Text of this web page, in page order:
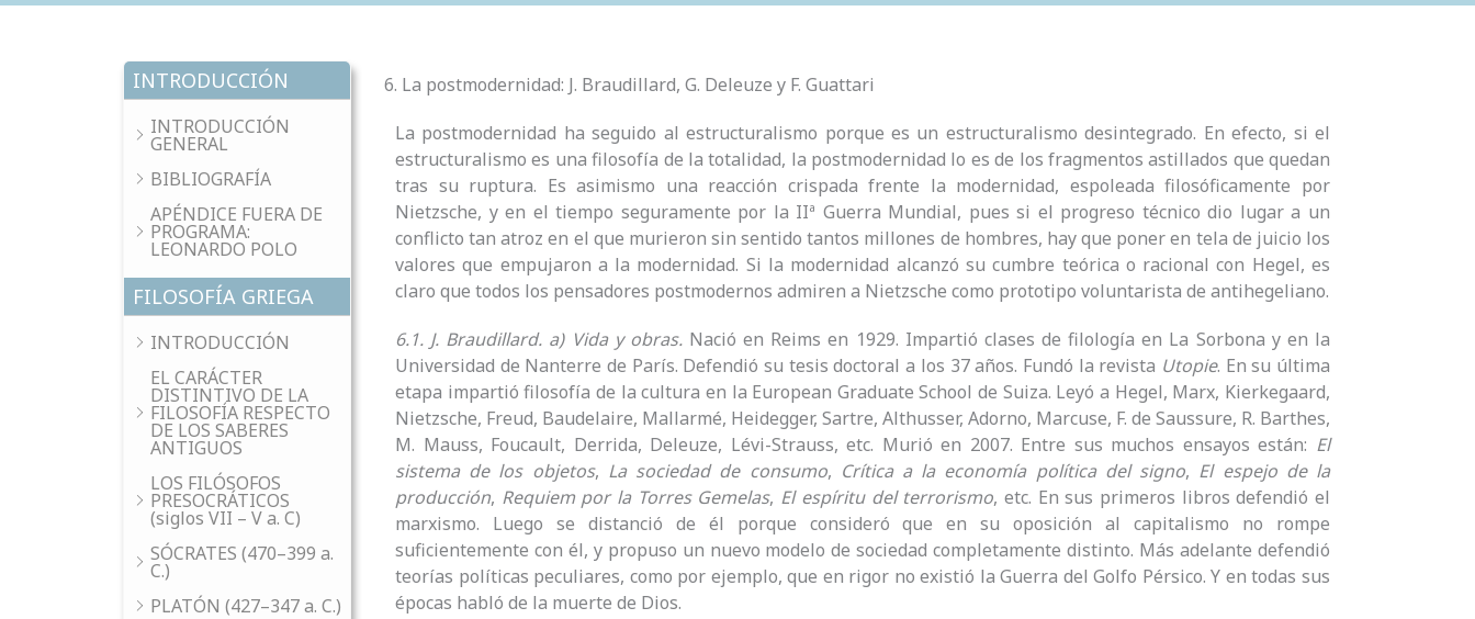
INTRODUCCIÓN
INTRODUCCIÓN
GENERAL
BIBLIOGRAFÍA
APÉNDICE FUERA DE
PROGRAMA:
LEONARDO POLO
FILOSOFÍA GRIEGA
INTRODUCCIÓN
EL CARÁCTER
DISTINTIVO DE LA
FILOSOFÍA RESPECTO
DE LOS SABERES
ANTIGUOS
LOS FILÓSOFOS
PRESOCRÁTICOS
(siglos VII – V a. C)
SÓCRATES (470–399 a.
C.)
PLATÓN (427–347 a. C.)
6. La postmodernidad: J. Braudillard, G. Deleuze y F. Guattari
La postmodernidad ha seguido al estructuralismo porque es un estructuralismo desintegrado. En efecto, si el
estructuralismo es una filosofía de la totalidad, la postmodernidad lo es de los fragmentos astillados que quedan
tras su ruptura. Es asimismo una reacción crispada frente la modernidad, espoleada filosóficamente por
Nietzsche, y en el tiempo seguramente por la IIª Guerra Mundial, pues si el progreso técnico dio lugar a un
conflicto tan atroz en el que murieron sin sentido tantos millones de hombres, hay que poner en tela de juicio los
valores que empujaron a la modernidad. Si la modernidad alcanzó su cumbre teórica o racional con Hegel, es
claro que todos los pensadores postmodernos admiren a Nietzsche como prototipo voluntarista de antihegeliano.
6.1. J. Braudillard. a) Vida y obras.Nació en Reims en 1929. Impartió clases de filología en La Sorbona y en la
Universidad de Nanterre de París. Defendió su tesis doctoral a los 37 años. Fundó la revista Utopie. En su última
etapa impartió filosofía de la cultura en la European Graduate School de Suiza. Leyó a Hegel, Marx, Kierkegaard,
Nietzsche, Freud, Baudelaire, Mallarmé, Heidegger, Sartre, Althusser, Adorno, Marcuse, F. de Saussure, R. Barthes,
M. Mauss, Foucault, Derrida, Deleuze, Lévi-Strauss, etc. Murió en 2007. Entre sus muchos ensayos están: El
sistema de los objetos, La sociedad de consumo, Crítica a la economía política del signo, El espejo de la
producción, Requiem por la Torres Gemelas, El espíritu del terrorismo, etc. En sus primeros libros defendió el
marxismo. Luego se distanció de él porque consideró que en su oposición al capitalismo no rompe
suficientemente con él, y propuso un nuevo modelo de sociedad completamente distinto. Más adelante defendió
teorías políticas peculiares, como por ejemplo, que en rigor no existió la Guerra del Golfo Pérsico. Y en todas sus
épocas habló de la muerte de Dios.